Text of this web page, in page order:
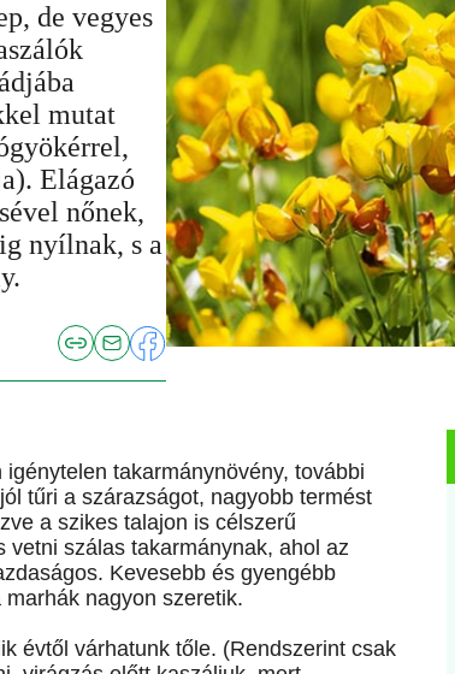
de vegyes
mutat
Elágazó
nőnek,
nyílnak, s a
takarmánynövény, további
tűri a szárazságot, nagyobb termést
a szikes talajon is célszerű
vetni szálas takarmánynak, ahol az
Kevesebb és gyengébb
nagyon szeretik.
évtől várhatunk tőle. (Rendszerint csak